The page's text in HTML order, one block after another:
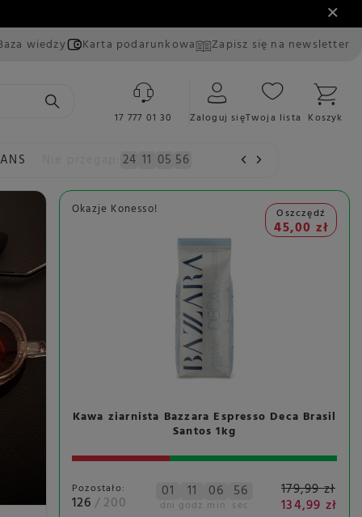
wiedzy Karta podarunkowa Zapisz się na newsletter
17 777 01 30 Zaloguj sięTwoja lista Koszyk
24 11 05 54
Okazje Konesso!
Kawa ziarnista Bazzara Espresso Deca Brasil
Santos 1kg
Pozostało:
126 /200
01
dni
11
godz.
06
min
54
sec
179,99 zł
134,99 zł
Oszczędź
45,00 zł